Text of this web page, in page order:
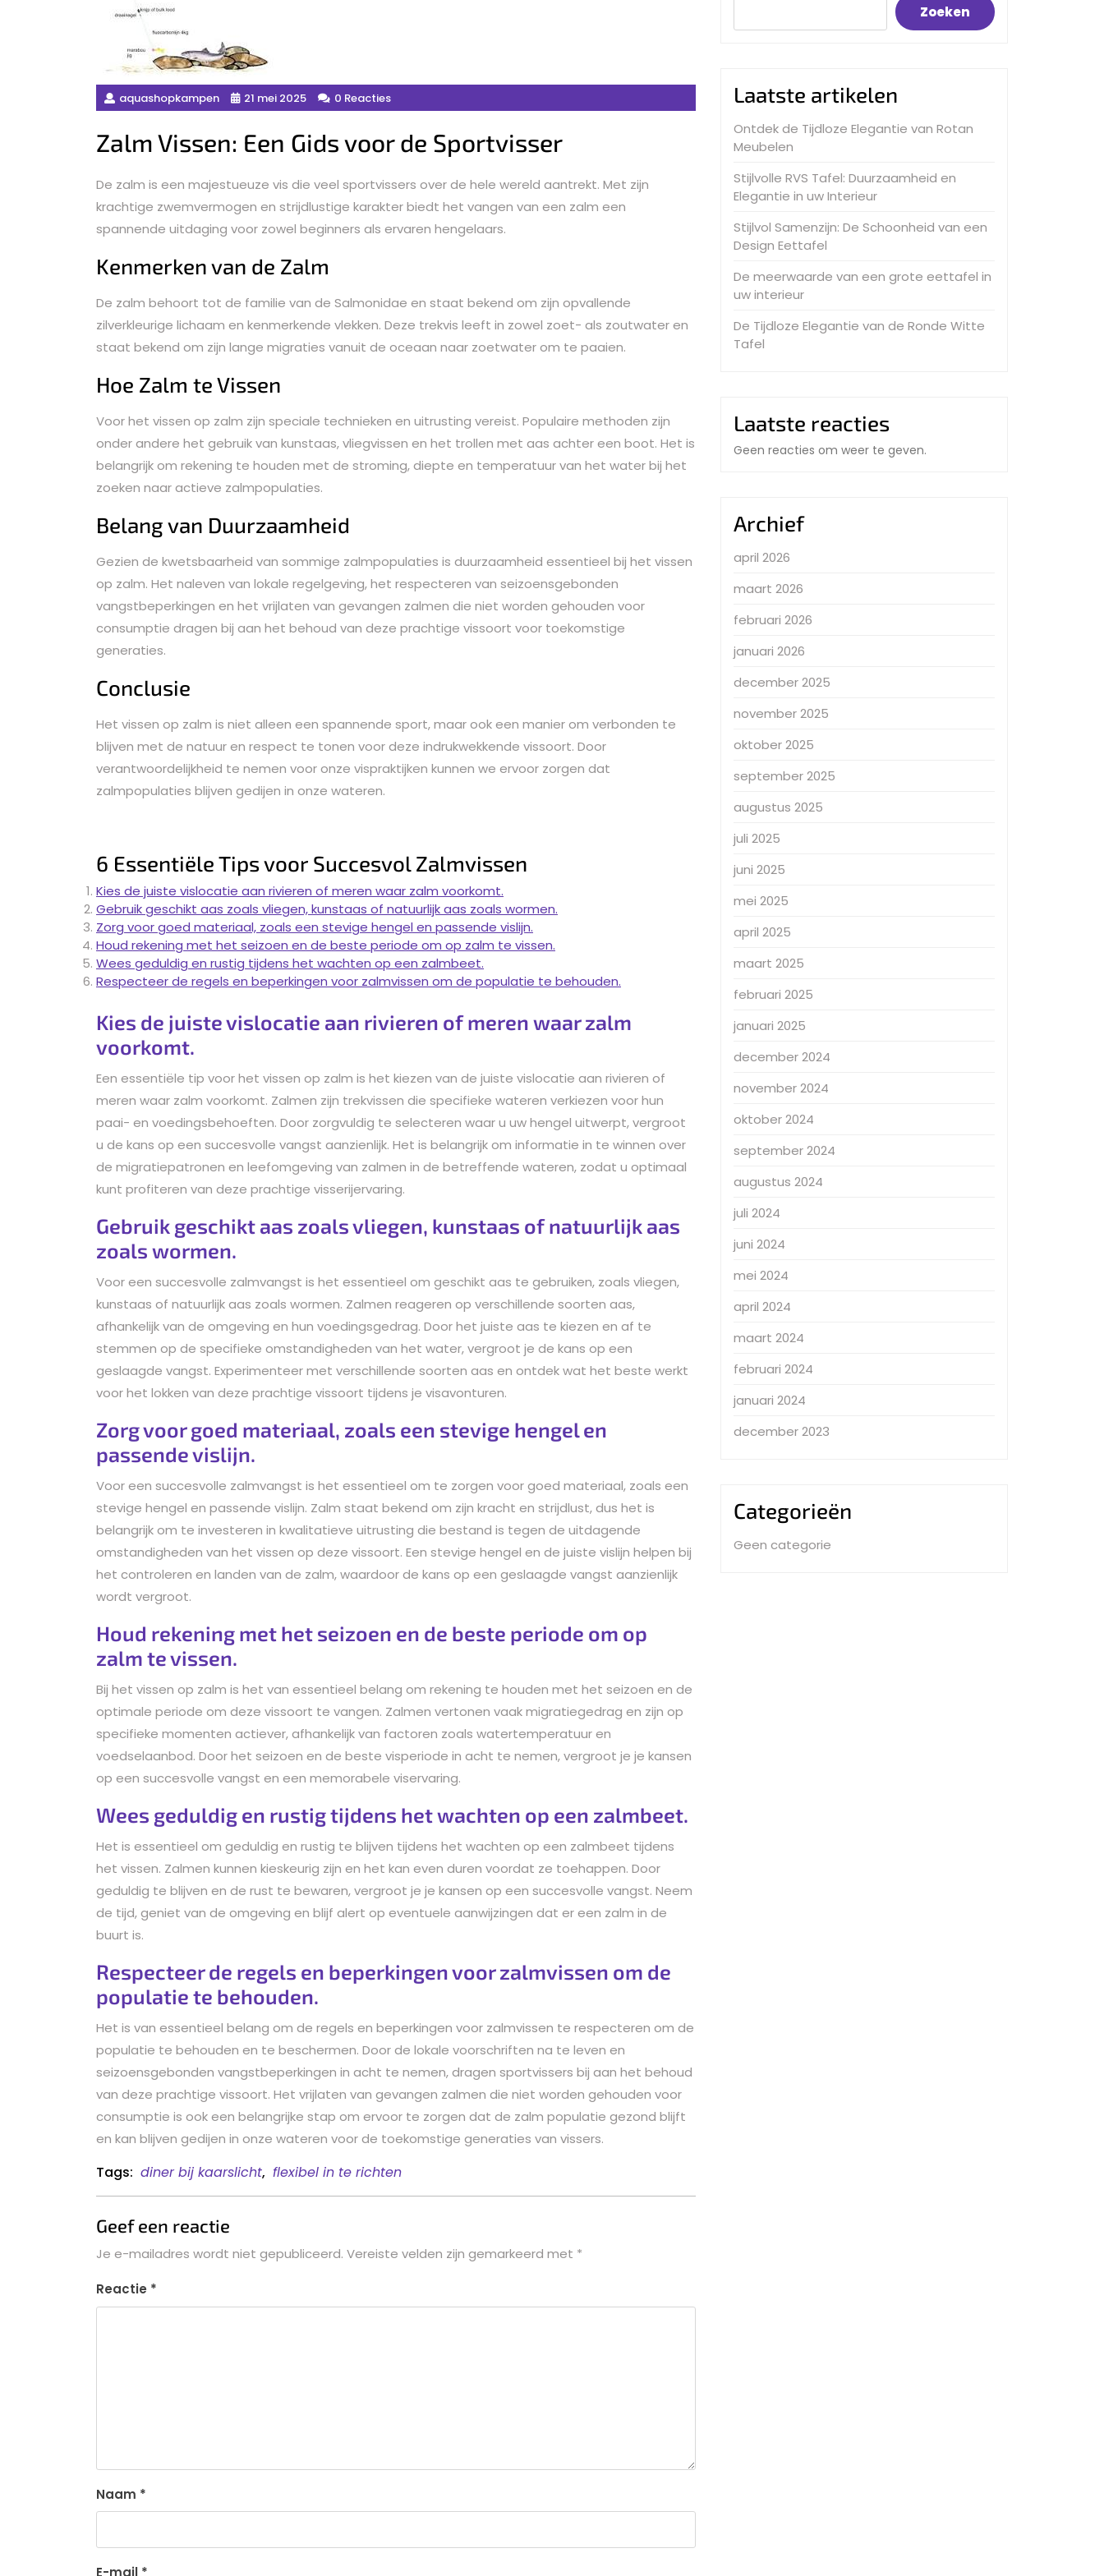
aquashopkampen 21 mei 2025 0 Reacties
Zalm Vissen: Een Gids voor de Sportvisser
De zalm is een majestueuze vis die veel sportvissers over de hele wereld aantrekt. Met zijn
krachtige zwemvermogen en strijdlustige karakter biedt het vangen van een zalm een
spannende uitdaging voor zowel beginners als ervaren hengelaars.
Kenmerken van de Zalm
De zalm behoort tot de familie van de Salmonidae en staat bekend om zijn opvallende
zilverkleurige lichaam en kenmerkende vlekken. Deze trekvis leeft in zowel zoet- als zoutwater en
staat bekend om zijn lange migraties vanuit de oceaan naar zoetwater om te paaien.
Hoe Zalm te Vissen
Voor het vissen op zalm zijn speciale technieken en uitrusting vereist. Populaire methoden zijn
onder andere het gebruik van kunstaas, vliegvissen en het trollen met aas achter een boot. Het is
belangrijk om rekening te houden met de stroming, diepte en temperatuur van het water bij het
zoeken naar actieve zalmpopulaties.
Belang van Duurzaamheid
Gezien de kwetsbaarheid van sommige zalmpopulaties is duurzaamheid essentieel bij het vissen
op zalm. Het naleven van lokale regelgeving, het respecteren van seizoensgebonden
vangstbeperkingen en het vrijlaten van gevangen zalmen die niet worden gehouden voor
consumptie dragen bij aan het behoud van deze prachtige vissoort voor toekomstige
generaties.
Conclusie
Het vissen op zalm is niet alleen een spannende sport, maar ook een manier om verbonden te
blijven met de natuur en respect te tonen voor deze indrukwekkende vissoort. Door
verantwoordelijkheid te nemen voor onze vispraktijken kunnen we ervoor zorgen dat
zalmpopulaties blijven gedijen in onze wateren.
6 Essentiële Tips voor Succesvol Zalmvissen
Kies de juiste vislocatie aan rivieren of meren waar zalm voorkomt.
Gebruik geschikt aas zoals vliegen, kunstaas of natuurlijk aas zoals wormen.
Zorg voor goed materiaal, zoals een stevige hengel en passende vislijn.
Houd rekening met het seizoen en de beste periode om op zalm te vissen.
Wees geduldig en rustig tijdens het wachten op een zalmbeet.
Respecteer de regels en beperkingen voor zalmvissen om de populatie te behouden.
Kies de juiste vislocatie aan rivieren of meren waar zalm
voorkomt.
Een essentiële tip voor het vissen op zalm is het kiezen van de juiste vislocatie aan rivieren of
meren waar zalm voorkomt. Zalmen zijn trekvissen die specifieke wateren verkiezen voor hun
paai- en voedingsbehoeften. Door zorgvuldig te selecteren waar u uw hengel uitwerpt, vergroot
u de kans op een succesvolle vangst aanzienlijk. Het is belangrijk om informatie in te winnen over
de migratiepatronen en leefomgeving van zalmen in de betreffende wateren, zodat u optimaal
kunt profiteren van deze prachtige visserijervaring.
Gebruik geschikt aas zoals vliegen, kunstaas of natuurlijk aas
zoals wormen.
Voor een succesvolle zalmvangst is het essentieel om geschikt aas te gebruiken, zoals vliegen,
kunstaas of natuurlijk aas zoals wormen. Zalmen reageren op verschillende soorten aas,
afhankelijk van de omgeving en hun voedingsgedrag. Door het juiste aas te kiezen en af te
stemmen op de specifieke omstandigheden van het water, vergroot je de kans op een
geslaagde vangst. Experimenteer met verschillende soorten aas en ontdek wat het beste werkt
voor het lokken van deze prachtige vissoort tijdens je visavonturen.
Zorg voor goed materiaal, zoals een stevige hengel en
passende vislijn.
Voor een succesvolle zalmvangst is het essentieel om te zorgen voor goed materiaal, zoals een
stevige hengel en passende vislijn. Zalm staat bekend om zijn kracht en strijdlust, dus het is
belangrijk om te investeren in kwalitatieve uitrusting die bestand is tegen de uitdagende
omstandigheden van het vissen op deze vissoort. Een stevige hengel en de juiste vislijn helpen bij
het controleren en landen van de zalm, waardoor de kans op een geslaagde vangst aanzienlijk
wordt vergroot.
Houd rekening met het seizoen en de beste periode om op
zalm te vissen.
Bij het vissen op zalm is het van essentieel belang om rekening te houden met het seizoen en de
optimale periode om deze vissoort te vangen. Zalmen vertonen vaak migratiegedrag en zijn op
specifieke momenten actiever, afhankelijk van factoren zoals watertemperatuur en
voedselaanbod. Door het seizoen en de beste visperiode in acht te nemen, vergroot je je kansen
op een succesvolle vangst en een memorabele viservaring.
Wees geduldig en rustig tijdens het wachten op een zalmbeet.
Het is essentieel om geduldig en rustig te blijven tijdens het wachten op een zalmbeet tijdens
het vissen. Zalmen kunnen kieskeurig zijn en het kan even duren voordat ze toehappen. Door
geduldig te blijven en de rust te bewaren, vergroot je je kansen op een succesvolle vangst. Neem
de tijd, geniet van de omgeving en blijf alert op eventuele aanwijzingen dat er een zalm in de
buurt is.
Respecteer de regels en beperkingen voor zalmvissen om de
populatie te behouden.
Het is van essentieel belang om de regels en beperkingen voor zalmvissen te respecteren om de
populatie te behouden en te beschermen. Door de lokale voorschriften na te leven en
seizoensgebonden vangstbeperkingen in acht te nemen, dragen sportvissers bij aan het behoud
van deze prachtige vissoort. Het vrijlaten van gevangen zalmen die niet worden gehouden voor
consumptie is ook een belangrijke stap om ervoor te zorgen dat de zalm populatie gezond blijft
en kan blijven gedijen in onze wateren voor de toekomstige generaties van vissers.
Tags: diner bij kaarslicht, flexibel in te richten
Geef een reactie
Je e-mailadres wordt niet gepubliceerd. Vereiste velden zijn gemarkeerd met *
Reactie *
Naam *
E-mail *
Zoeken
Laatste artikelen
Ontdek de Tijdloze Elegantie van Rotan
Meubelen
Stijlvolle RVS Tafel: Duurzaamheid en
Elegantie in uw Interieur
Stijlvol Samenzijn: De Schoonheid van een
Design Eettafel
De meerwaarde van een grote eettafel in
uw interieur
De Tijdloze Elegantie van de Ronde Witte
Tafel
Laatste reacties
Geen reacties om weer te geven.
Archief
april 2026
maart 2026
februari 2026
januari 2026
december 2025
november 2025
oktober 2025
september 2025
augustus 2025
juli 2025
juni 2025
mei 2025
april 2025
maart 2025
februari 2025
januari 2025
december 2024
november 2024
oktober 2024
september 2024
augustus 2024
juli 2024
juni 2024
mei 2024
april 2024
maart 2024
februari 2024
januari 2024
december 2023
Categorieën
Geen categorie